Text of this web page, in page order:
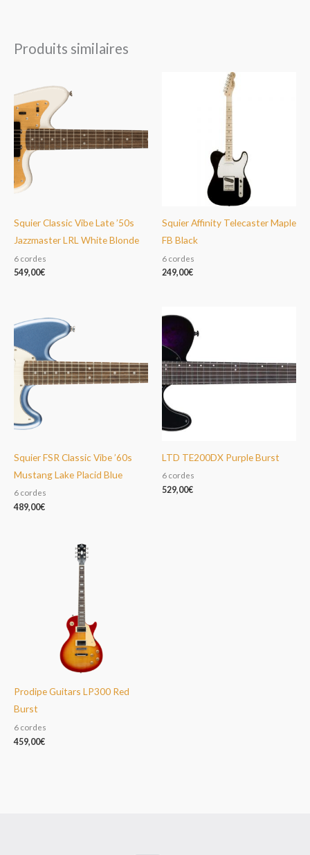
Produits similaires
Squier Classic Vibe Late ’50s
Jazzmaster LRL White Blonde
6 cordes
549,00€
Squier Affinity Telecaster Maple
FB Black
6 cordes
249,00€
Squier FSR Classic Vibe ’60s
Mustang Lake Placid Blue
6 cordes
489,00€
LTD TE200DX Purple Burst
6 cordes
529,00€
Prodipe Guitars LP300 Red
Burst
6 cordes
459,00€